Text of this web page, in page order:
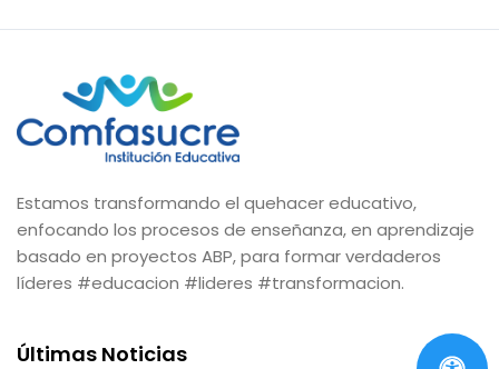
Estamos transformando el quehacer educativo,
enfocando los procesos de enseñanza, en aprendizaje
basado en proyectos ABP, para formar verdaderos
líderes #educacion #lideres #transformacion.
Últimas Noticias